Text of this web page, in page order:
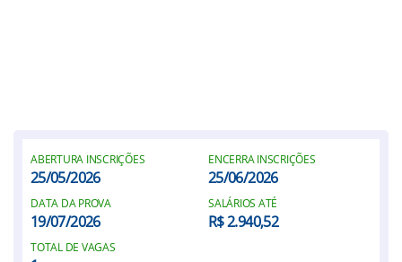
ABERTURA INSCRIÇÕES
25/05/2026
ENCERRA INSCRIÇÕES
25/06/2026
DATA DA PROVA
19/07/2026
SALÁRIOS ATÉ
R$ 2.940,52
TOTAL DE VAGAS